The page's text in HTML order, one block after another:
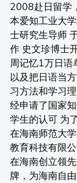
2008赴日留学
本爱知工业大
士研究生导师
作 史文珍博士
周记忆1万日语
以及把日语当
习方法和学习
经申请了国家
学生的认可 为
在海南师范大
教育科技有限
在海南创立领
牌，为海南自